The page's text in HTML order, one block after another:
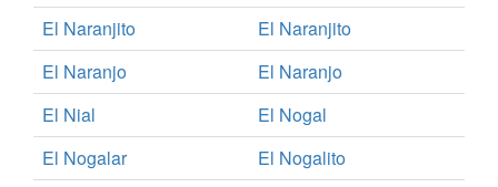
El Naranjito
El Naranjito
El Naranjo
El Naranjo
El Nial
El Nogal
El Nogalar
El Nogalito